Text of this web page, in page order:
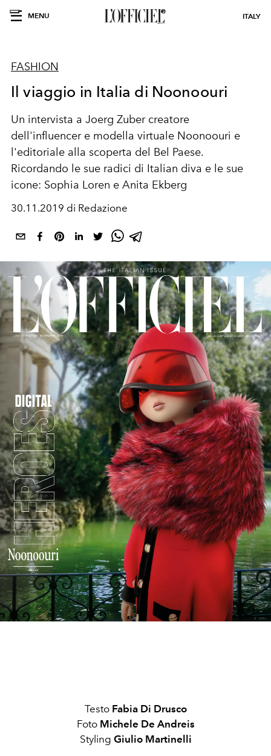
MENU ITALY
FASHION
Il viaggio in Italia di Noonoouri
Un intervista a Joerg Zuber creatore
dell'influencer e modella virtuale Noonoouri e
l'editoriale alla scoperta del Bel Paese.
Ricordando le sue radici di Italian diva e le sue
icone: Sophia Loren e Anita Ekberg
30.11.2019 di Redazione
TestoFabia Di Drusco
Foto Michele De Andreis
Styling Giulio Martinelli